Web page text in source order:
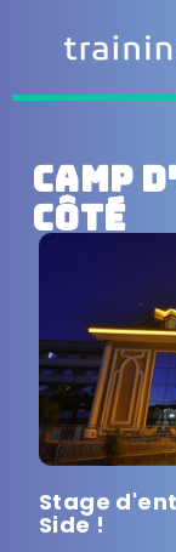
Camp
Côté
Stage
Side !